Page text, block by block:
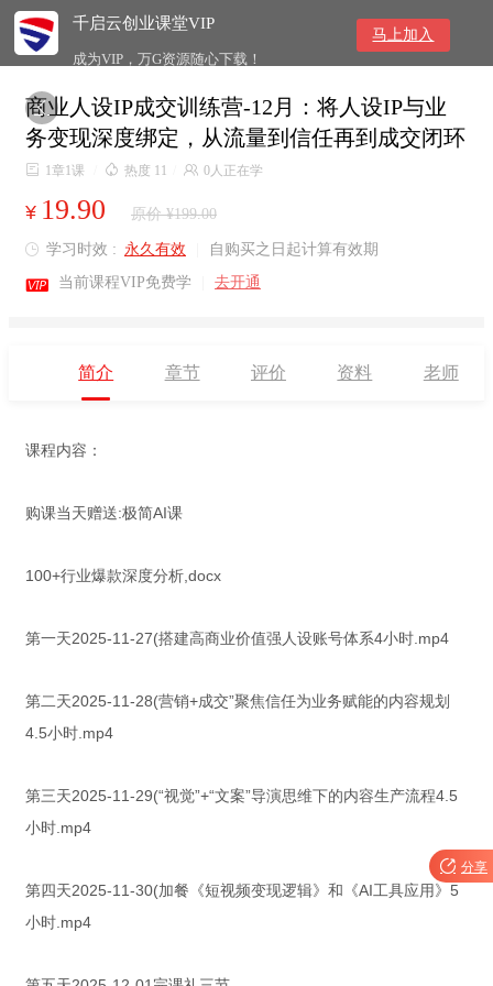
千启云创业课堂VIP
成为VIP，万G资源随心下载！
马上加入

商业人设IP成交训练营-12月：将人设IP与业
务变现深度绑定，从流量到信任再到成交闭环
 1章1课  热度 11  0人正在学
¥ 19.90 原价 ¥199.00
 学习时效 : 永久有效 自购买之日起计算有效期
 当前课程VIP免费学 去开通
简介 章节 评价 资料 老师
课程内容：
购课当天赠送:极简AI课
100+行业爆款深度分析,docx
第一天2025-11-27(搭建高商业价值强人设账号体系4小时.mp4
第二天2025-11-28(营销+成交”聚焦信任为业务赋能的内容规划
4.5小时.mp4
第三天2025-11-29(“视觉”+“文案”导演思维下的内容生产流程4.5
小时.mp4
第四天2025-11-30(加餐《短视频变现逻辑》和《AI工具应用》5
小时.mp4
 分享